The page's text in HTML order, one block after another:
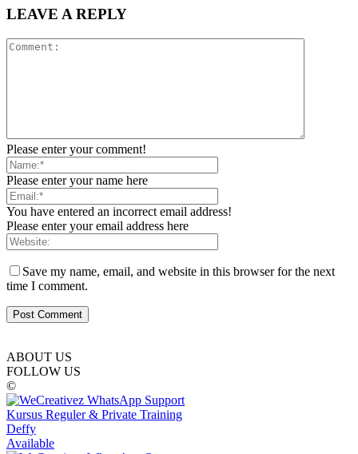
LEAVE A REPLY
Please enter your comment!
Please enter your name here
You have entered an incorrect email address!
Please enter your email address here
Save my name, email, and website in this browser for the next
time I comment.
ABOUT US
FOLLOW US
©
Kursus Reguler & Private Training
Deffy
Available